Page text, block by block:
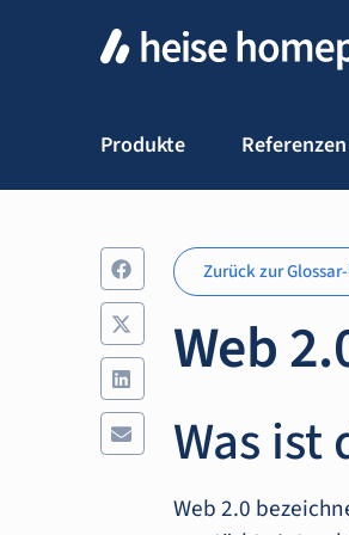
Produkte Referenzen
Zurück zur
Web
Was ist
Web 2.0